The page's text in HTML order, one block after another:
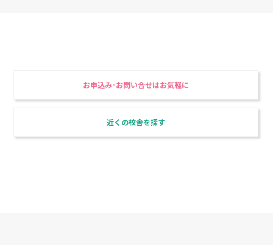
お申込み･お問い合せはお気軽に
近くの校舎を探す